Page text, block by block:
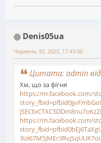
Denis05ua
Червень 30, 2023, 17:43:00
Цитата: admin
Хм, що за фігня
https://m.facebook.com/
https://m.facebook.com/